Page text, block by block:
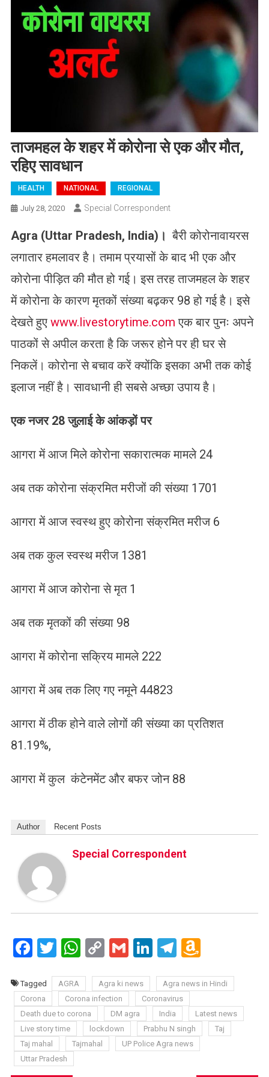
ताजमहल के शहर में कोरोना से एक और मौत,
रहिए सावधान
HEALTH NATIONAL REGIONAL
July 28, 2020 Special Correspondent
Agra (Uttar Pradesh, India) । बैरी कोरोनावायरस
लगातार हमलावर है। तमाम प्रयासों के बाद भी एक और
कोरोना पीड़ित की मौत हो गई। इस तरह ताजमहल के शहर
में कोरोना के कारण मृतकों संख्या बढ़कर 98 हो गई है। इसे
देखते हुए www.livestorytime.com एक बार पुनः अपने
पाठकों से अपील करता है कि जरूर होने पर ही घर से
निकलें। कोरोना से बचाव करें क्योंकि इसका अभी तक कोई
इलाज नहीं है। सावधानी ही सबसे अच्छा उपाय है।
एक नजर 28 जुलाई के आंकड़ों पर
आगरा में आज मिले कोरोना सकारात्मक मामले 24
अब तक कोरोना संक्रमित मरीजों की संख्या 1701
आगरा में आज स्वस्थ हुए कोरोना संक्रमित मरीज 6
अब तक कुल स्वस्थ मरीज 1381
आगरा में आज कोरोना से मृत 1
अब तक मृतकों की संख्या 98
आगरा में कोरोना सक्रिय मामले 222
आगरा में अब तक लिए गए नमूने 44823
आगरा में ठीक होने वाले लोगों की संख्या का प्रतिशत
81.19%,
आगरा में कुल कंटेनमेंट और बफर जोन 88
Author Recent Posts
Special Correspondent
Facebook
TwitterWhatsApp
CopyGmailLinkedIn
Telegram
List
Tagged AGRA Agra ki news
Agra news in Hindi
Corona
Corona infection
Coronavirus
Death due to corona
DM agra India
Latest news
Live story time
lockdown Prabhu N singh
Taj
Taj mahal
Tajmahal
UP Police Agra news
Uttar Pradesh